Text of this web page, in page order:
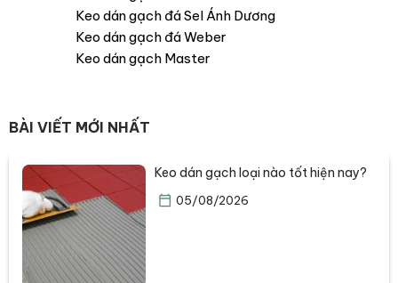
Keo dán gạch đá Sel Ánh Dương
Keo dán gạch đá Weber
Keo dán gạch Master
BÀI VIẾT MỚI NHẤT
Keo dán gạch loại nào tốt hiện nay?
05/08/2026